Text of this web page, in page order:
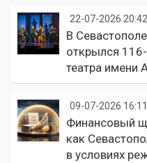
22-07-2026 20:42
В
открылся
театра имени
09-07-2026 16:11
Финансовый
как
в условиях